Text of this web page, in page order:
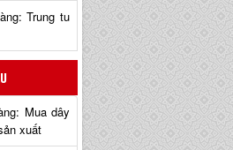
Trung tu
Mua dây
xuất